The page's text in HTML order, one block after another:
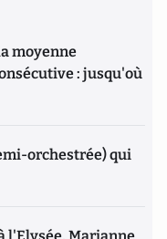
moyenne
: jusqu'où
orchestrée) qui